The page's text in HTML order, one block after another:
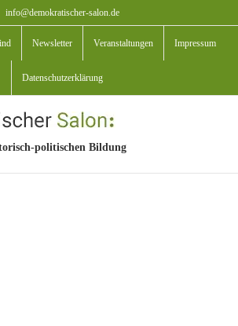
info@demokratischer-salon.de
Newsletter Veranstaltungen Impressum
Datenschutzerklärung
politischen Bildung